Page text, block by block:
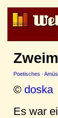
Poetisches ·
© doska
Es war